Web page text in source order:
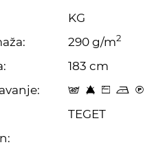
KG
290 g/m2
183 cm
t 8 Z o C
TEGET